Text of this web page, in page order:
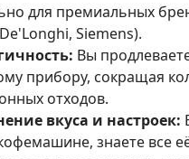
для премиальных
Siemens).
Вы
прибору, сокращая
отходов.
вкуса и настроек:
знаете все